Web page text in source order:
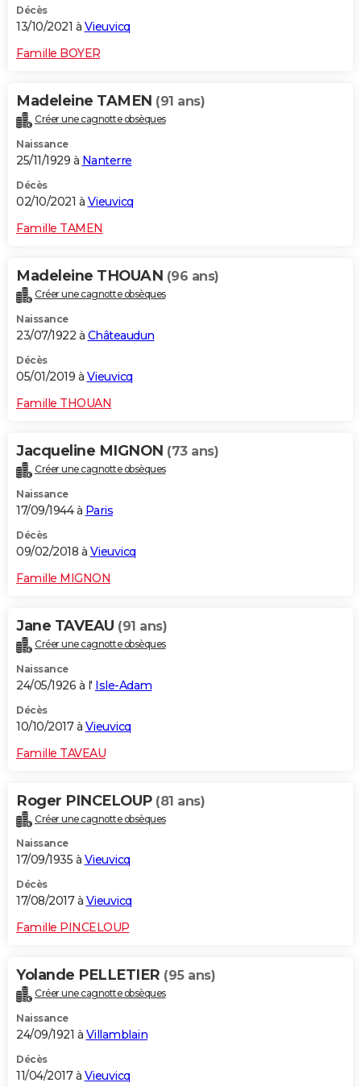
Décès
13/10/2021 à Vieuvicq
Famille BOYER
Madeleine TAMEN (91 ans)
Créer une cagnotte obsèques
Naissance
25/11/1929 à Nanterre
Décès
02/10/2021 à Vieuvicq
Famille TAMEN
Madeleine THOUAN (96 ans)
Créer une cagnotte obsèques
Naissance
23/07/1922 à Châteaudun
Décès
05/01/2019 à Vieuvicq
Famille THOUAN
Jacqueline MIGNON (73 ans)
Créer une cagnotte obsèques
Naissance
17/09/1944 à Paris
Décès
09/02/2018 à Vieuvicq
Famille MIGNON
Jane TAVEAU (91 ans)
Créer une cagnotte obsèques
Naissance
24/05/1926 à l' Isle-Adam
Décès
10/10/2017 à Vieuvicq
Famille TAVEAU
Roger PINCELOUP (81 ans)
Créer une cagnotte obsèques
Naissance
17/09/1935 à Vieuvicq
Décès
17/08/2017 à Vieuvicq
Famille PINCELOUP
Yolande PELLETIER (95 ans)
Créer une cagnotte obsèques
Naissance
24/09/1921 à Villamblain
Décès
11/04/2017 à Vieuvicq